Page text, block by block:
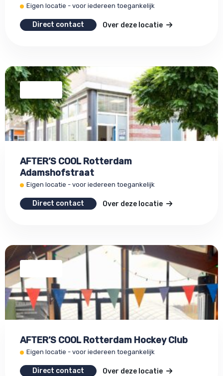
Eigen locatie - voor iedereen toegankelijk
Direct contact Over deze locatie
AFTER’S COOL Rotterdam
Adamshofstraat
Eigen locatie - voor iedereen toegankelijk
Direct contact Over deze locatie
AFTER’S COOL Rotterdam Hockey Club
Eigen locatie - voor iedereen toegankelijk
Direct contact Over deze locatie